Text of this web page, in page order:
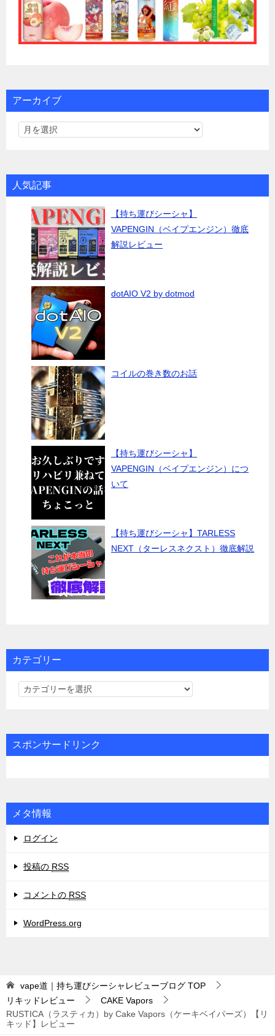
アーカイブ
人気記事
【持ち運びシーシャ】
VAPENGIN（ベイプエンジン）徹底
解説レビュー
dotAIO V2 by dotmod
コイルの巻き数のお話
【持ち運びシーシャ】
VAPENGIN（ベイプエンジン）につ
いて
【持ち運びシーシャ】TARLESS
NEXT（ターレスネクスト）徹底解説
カテゴリー
カ
リ
ー
スポンサードリンク
メタ情報
ログイン
投稿の RSS
コメントの RSS
WordPress.org
vape道｜持ち運びシーシャレビューブログ TOP
リキッドレビュー
CAKE Vapors
RUSTICA（ラスティカ）by Cake Vapors（ケーキベイパーズ）【リ
キッド】レビュー